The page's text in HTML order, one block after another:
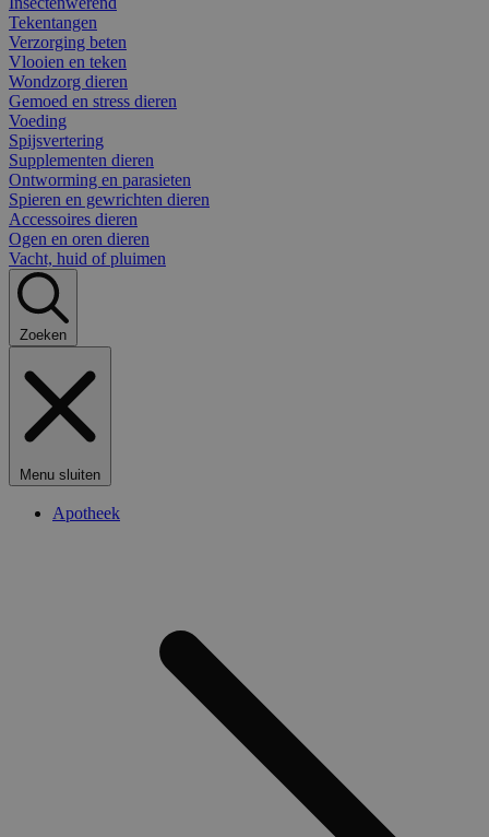
Tekentangen
Verzorging beten
Vlooien en teken
Wondzorg dieren
Gemoed en stress dieren
Voeding
Spijsvertering
Supplementen dieren
Ontworming en parasieten
Spieren en gewrichten dieren
Accessoires dieren
Ogen en oren dieren
Vacht, huid of pluimen
Zoeken
Menu sluiten
Apotheek